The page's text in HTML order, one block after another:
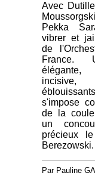
Avec
Pekka
vibrer et
de
France.
incisive,
s'impose
de la
un
précieux
Berezowski.
Par Pauline